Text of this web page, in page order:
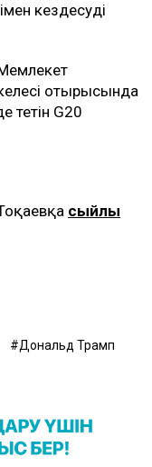
кездесуді
отырысында
G20
сыйлық
Дональд Трамп